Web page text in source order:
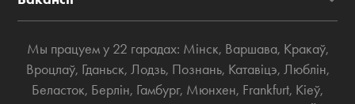
Мы працуем у 22 гарадах: Мінск, Варшава, Кракаў,
Вроцлаў, Гданьск, Лодзь, Познань, Катавіцэ, Люблін,
Беласток, Берлін, Гамбург, Мюнхен, Frankfurt, Кіеў,